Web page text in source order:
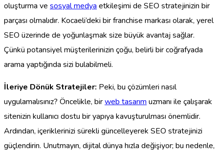
oluşturma ve sosyal medya etkileşimi de SEO stratejinizin bir
parçası olmalıdır. Kocaeli’deki bir franchise markası olarak, yerel
SEO üzerinde de yoğunlaşmak size büyük avantaj sağlar.
Çünkü potansiyel müşterilerinizin çoğu, belirli bir coğrafyada
arama yaptığında sizi bulabilmeli.
İleriye Dönük Stratejiler: Peki, bu çözümleri nasıl
uygulamalısınız? Öncelikle, birweb tasarım uzmanı ile çalışarak
sitenizin kullanıcı dostu bir yapıya kavuşturulması önemlidir.
Ardından, içeriklerinizi sürekli güncelleyerek SEO stratejinizi
güçlendirin. Unutmayın, dijital dünya hızla değişiyor; bu nedenle,